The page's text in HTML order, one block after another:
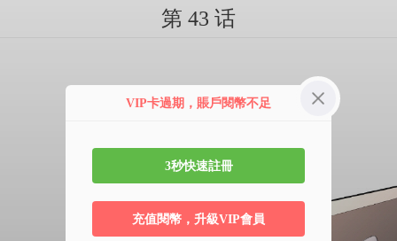
第 43 话
VIP卡過期，賬戶閱幣不足
3秒快速註冊
充值閱幣，升級VIP會員